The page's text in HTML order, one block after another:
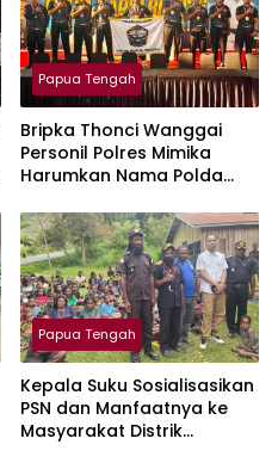
Papua Tengah
Bripka Thonci Wanggai
Personil Polres Mimika
Harumkan Nama Polda
Kejuaraan Karate Kapolri
Cup 2026
Papua Tengah
Kepala Suku Sosialisasikan
PSN dan Manfaatnya ke
Masyarakat Distrik